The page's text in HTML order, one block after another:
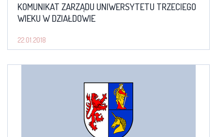
KOMUNIKAT ZARZĄDU UNIWERSYTETU TRZECIEGO
WIEKU W DZIAŁDOWIE
22.01.2018